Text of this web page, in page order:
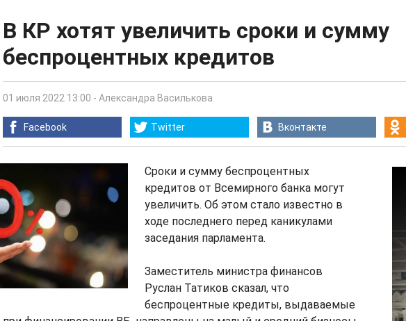
В КР хотят увеличить сроки и сумму
беспроцентных кредитов
01 июля 2022 13:00 - Александра Василькова
Facebook Twitter Вконтакте
Сроки и сумму беспроцентных
кредитов от Всемирного банка могут
увеличить. Об этом стало известно в
ходе последнего перед каникулами
заседания парламента.
Заместитель министра финансов
Руслан Татиков сказал, что
беспроцентные кредиты, выдаваемые